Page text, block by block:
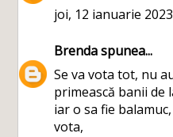
joi, 12 ianuarie
Brendaspunea...
Se va vota tot, nu
primească banii de
iar o sa fie
vota,